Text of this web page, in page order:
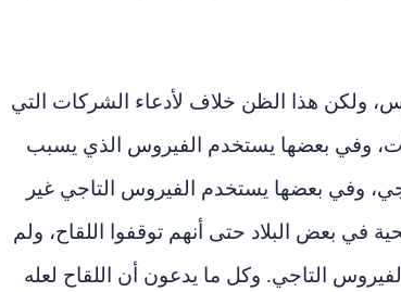
ولكن هذا الظن خلاف لأدعاء الشركات التي
وفي بعضها يستخدم الفيروس الذي يسبب
وفي بعضها يستخدم الفيروس التاجي غير
في بعض البلاد حتى أنهم توقفوا اللقاح، ولم
التاجي. وكل ما يدعون أن اللقاح لعله